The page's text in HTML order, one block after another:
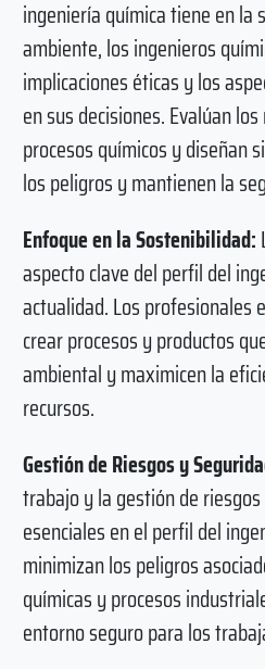
ingeniería química tiene en la
ambiente, los ingenieros
implicaciones éticas y los
en sus decisiones. Evalúan
procesos químicos y diseñan
los peligros y mantienen la
Enfoque en la Sostenibilidad:
aspecto clave del perfil del
actualidad. Los profesionales
crear procesos y productos
ambiental y maximicen la
recursos.
Gestión de Riesgos y
trabajo y la gestión de
esenciales en el perfil del
minimizan los peligros
químicas y procesos
entorno seguro para los